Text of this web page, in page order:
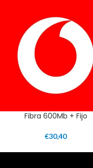
Fibra 600Mb + Fijo
€30,40